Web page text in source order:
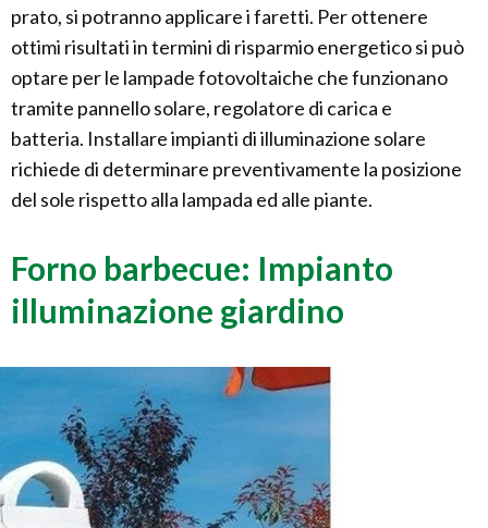
prato, si potranno applicare i faretti. Per ottenere
ottimi risultati in termini di risparmio energetico si può
optare per le lampade fotovoltaiche che funzionano
tramite pannello solare, regolatore di carica e
batteria. Installare impianti di illuminazione solare
richiede di determinare preventivamente la posizione
del sole rispetto alla lampada ed alle piante.
Forno barbecue: Impianto
illuminazione giardino